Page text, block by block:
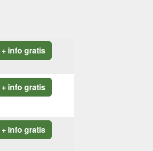
+ info gratis
+ info gratis
+ info gratis